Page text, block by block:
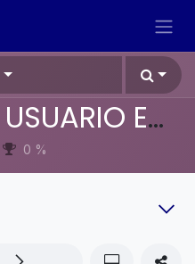
MANUALES DE USUARIO EN ESPAÑOL ODOO 19
0 %